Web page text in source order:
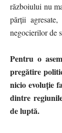
războiului nu
părții
negocierilor de
Pentru o
pregătire
nicio evoluție
dintre
de luptă.